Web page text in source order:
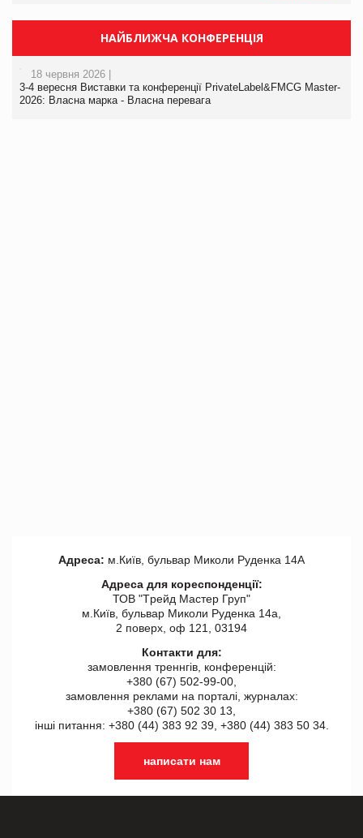
НАЙБЛИЖЧА КОНФЕРЕНЦІЯ
18 червня 2026 |
3-4 вересня Виставки та конференції PrivateLabel&FMCG Master-
2026: Власна марка - Власна перевага
Адреса: м.Київ, бульвар Миколи Руденка 14А
Адреса для кореспонденції:
ТОВ "Tрейд Мастер Груп"
м.Київ, бульвар Миколи Руденка 14а,
2 поверх, оф 121, 03194
Контакти для:
замовлення треннгів, конференцій:
+380 (67) 502-99-00,
замовлення реклами на порталі, журналах:
+380 (67) 502 30 13,
інші питання: +380 (44) 383 92 39, +380 (44) 383 50 34.
написати нам